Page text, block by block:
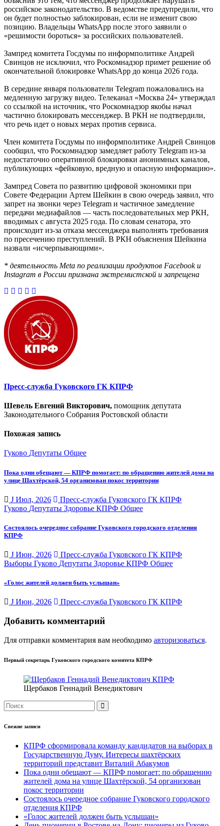
российское законодательство. В ведомстве предупредили, что
он будет полностью заблокирован, если не изменит свою
позицию. Владельцы WhatsApp после этого заявили о
«решимости бороться» за российских пользователей.
Зампред комитета Госдумы по информполитике Андрей
Свинцов не исключил, что Роскомнадзор примет решение об
окончательной блокировке WhatsApp до конца 2026 года.
В середине января пользователи Telegram пожаловались на
медленную загрузку видео. Телеканал «Москва 24» утверждал
со ссылкой на источник, что Роскомнадзор якобы начал
частично блокировать мессенджер. В РКН не подтвердили,
что речь идет о новых мерах против сервиса.
Член комитета Госдумы по информполитике Андрей Свинцов
сообщил, что Роскомнадзор замедляет работу Telegram из-за
недостаточно оперативной блокировки анонимных каналов,
публикующих «фейковую, вредную и опасную информацию».
Зампред Совета по развитию цифровой экономики при
Совете Федерации Артем Шейкин в свою очередь заявил, что
запрет на звонки через Telegram и частичное замедление
передачи медиафайлов — часть последовательных мер РКН,
вводимых с августа 2025 года. По словам сенатора, это
происходит из-за отказа мессенджера выполнять требования
по пресечению преступлений. В РКН объяснения Шейкина
назвали «исчерпывающими».
* деятельность Meta по реализации продуктов Facebook и
Instagram в России признана экстремистской и запрещена
Пресс-служба Гуковского ГК КПРФ
Шевель Евгений Викторович, помощник депутата
Законодательного Собрания Ростовской области
Похожая запись
Гуково Депутаты Общее
Пока одни обещают — КПРФ помогает: по обращению жителей дома на
улице Шахтёрской, 54 организован покос территории
J Июл, 2026
Пресс-служба Гуковского ГК КПРФ
Гуково Депутаты Здоровье КПРФ Общее
Состоялось очередное собрание Гуковского городского отделения
КПРФ
J Июн, 2026
Пресс-служба Гуковского ГК КПРФ
Выборы Гуково Депутаты Здоровье КПРФ Общее
«Голос жителей должен быть услышан»
J Июн, 2026 Пресс-служба Гуковского ГК КПРФ
Добавить комментарий
Для отправки комментария вам необходимо авторизоваться.
Первый секретарь Гуковского городского комитета КПРФ
Щербаков Геннадий Венедиктович
Свежие записи
КПРФ сформировала команду кандидатов на выборах в
Государственную Думу. Интересы шахтёрских
территорий представит Виталий Абакумов
Пока одни обещают — КПРФ помогает: по обращению
жителей дома на улице Шахтёрской, 54 организован
покос территории
Состоялось очередное собрание Гуковского городского
отделения КПРФ
«Голос жителей должен быть услышан»